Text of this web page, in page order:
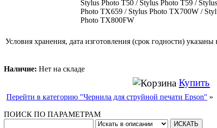
Stylus Photo T50 / Stylus Photo T59 /
Photo TX659 / Stylus Photo TX700W /
Photo TX800FW
Условия хранения, дата изготовления (срок годности) указаны
Наличие: Нет на складе
Купить
Перейти в категорию "Чернила для струйной печати Epson" »
ПОИСК ПО ПАРАМЕТРАМ